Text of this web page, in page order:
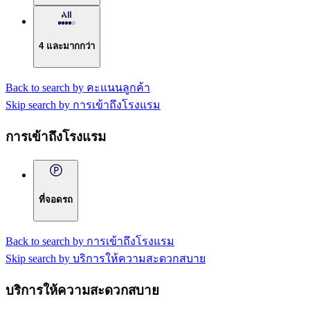
4 และมากกว่า
Back to search by คะแนนลูกค้า
Skip search by การเข้าถึงโรงแรม
การเข้าถึงโรงแรม
ที่จอดรถ
Back to search by การเข้าถึงโรงแรม
Skip search by บริการให้ความสะดวกสบาย
บริการให้ความสะดวกสบาย